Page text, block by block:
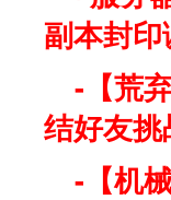
副本封印
-【荒
结好友
-【机